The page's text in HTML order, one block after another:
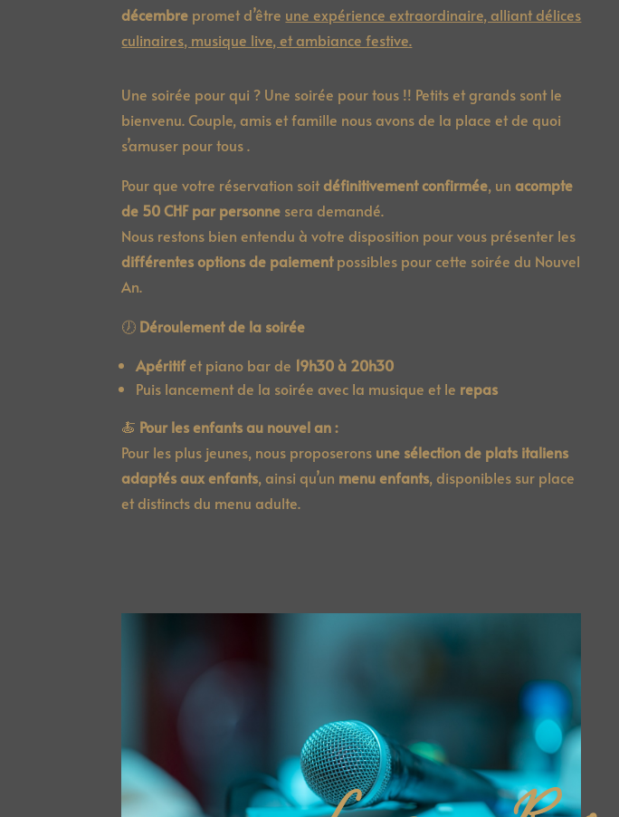
décembre promet d’être une expérience extraordinaire, alliant délices
culinaires, musique live, et ambiance festive.
Une soirée pour qui ? Une soirée pour tous !! Petits et grands sont le
bienvenu. Couple, amis et famille nous avons de la place et de quoi
s’amuser pour tous .
Pour que votre réservation soitdéfinitivement confirmée, unacompte
de 50 CHF par personne sera demandé.
Nous restons bien entendu à votre disposition pour vous présenter les
différentes options de paiementpossibles pour cette soirée du Nouvel
An.
🕖 Déroulement de la soirée
Apéritifet piano bar de 19h30 à 20h30
Puis lancement de la soirée avec la musique et le repas
🍝 Pour les enfants au nouvel an :
Pour les plus jeunes, nous proposerons une sélection de plats italiens
adaptés aux enfants, ainsi qu’un menu enfants, disponibles sur place
et distincts du menu adulte.